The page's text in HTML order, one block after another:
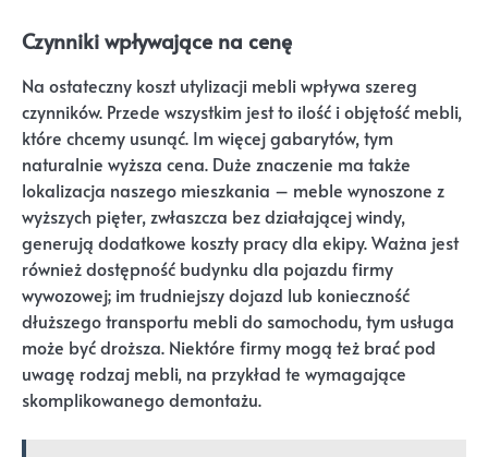
Czynniki wpływające na cenę
Na ostateczny koszt utylizacji mebli wpływa szereg
czynników. Przede wszystkim jest to ilość i objętość mebli,
które chcemy usunąć. Im więcej gabarytów, tym
naturalnie wyższa cena. Duże znaczenie ma także
lokalizacja naszego mieszkania – meble wynoszone z
wyższych pięter, zwłaszcza bez działającej windy,
generują dodatkowe koszty pracy dla ekipy. Ważna jest
również dostępność budynku dla pojazdu firmy
wywozowej; im trudniejszy dojazd lub konieczność
dłuższego transportu mebli do samochodu, tym usługa
może być droższa. Niektóre firmy mogą też brać pod
uwagę rodzaj mebli, na przykład te wymagające
skomplikowanego demontażu.